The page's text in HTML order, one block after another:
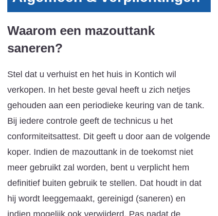
Waarom een mazouttank
saneren?
Stel dat u verhuist en het huis in Kontich wil
verkopen. In het beste geval heeft u zich netjes
gehouden aan een periodieke keuring van de tank.
Bij iedere controle geeft de technicus u het
conformiteitsattest. Dit geeft u door aan de volgende
koper. Indien de mazouttank in de toekomst niet
meer gebruikt zal worden, bent u verplicht hem
definitief buiten gebruik te stellen. Dat houdt in dat
hij wordt leeggemaakt, gereinigd (saneren) en
indien mogelijk ook verwijderd. Pas nadat de